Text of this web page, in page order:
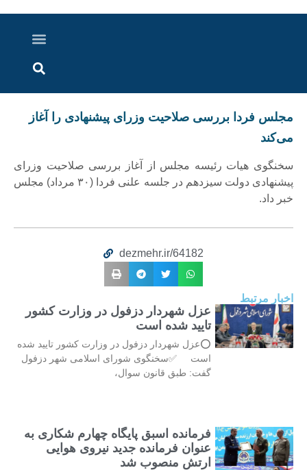
مجلس فردا بررسی صلاحیت وزرای پیشنهادی را آغاز
می‌کند
سخنگوی هیات رئیسه مجلس از آغاز بررسی صلاحیت وزرای
پیشنهادی دولت سیزدهم در جلسه علنی فردا (۳۰ مرداد) مجلس
خبر داد.
dezmehr.ir/64182
اخبار مرتبط
عزل شهردار دزفول در وزارت کشور
تایید شده است
⭕️عزل شهردار دزفول در وزارت کشور تایید شده
است ✅سخنگوی شورای اسلامی شهر دزفول
گفت: طبق قانون سوال،
فرمانده اسبق پایگاه چهارم شکاری به
عنوان فرمانده جدید نیروی هوایی
ارتش منصوب شد